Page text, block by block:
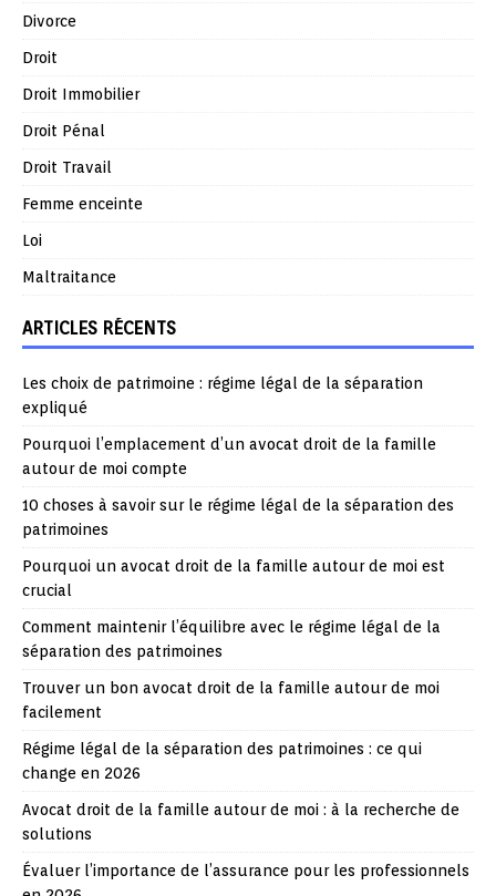
Divorce
Droit
Droit Immobilier
Droit Pénal
Droit Travail
Femme enceinte
Loi
Maltraitance
ARTICLES RÉCENTS
Les choix de patrimoine : régime légal de la séparation
expliqué
Pourquoi l’emplacement d’un avocat droit de la famille
autour de moi compte
10 choses à savoir sur le régime légal de la séparation des
patrimoines
Pourquoi un avocat droit de la famille autour de moi est
crucial
Comment maintenir l’équilibre avec le régime légal de la
séparation des patrimoines
Trouver un bon avocat droit de la famille autour de moi
facilement
Régime légal de la séparation des patrimoines : ce qui
change en 2026
Avocat droit de la famille autour de moi : à la recherche de
solutions
Évaluer l’importance de l’assurance pour les professionnels